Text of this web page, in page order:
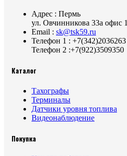
Адрес : Пермь
ул. Овчинникова 33а офис 1
Email : sk@tsk59.ru
Телефон 1 : +7(342)2036263
Телефон 2 :+7(922)3509350
Каталог
Тахографы
Терминалы
Датчики уровня топлива
Видеонаблюдение
Покупка